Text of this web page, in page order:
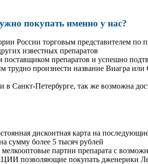
покупать именно у нас?
России торговым представителем по
известных препаратов
поставщиком препаратов и успешно
произнести название Виагра
в Санкт-Петербурге, так же возможна
дисконтная карта на
сумму более 5 тысяч рублей
партии препарата с
позволяющие покупать дженерики